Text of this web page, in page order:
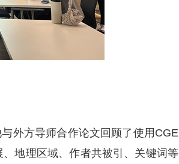
外方导师合作论文回顾了使用CGE
地理区域、作者共被引、关键词等